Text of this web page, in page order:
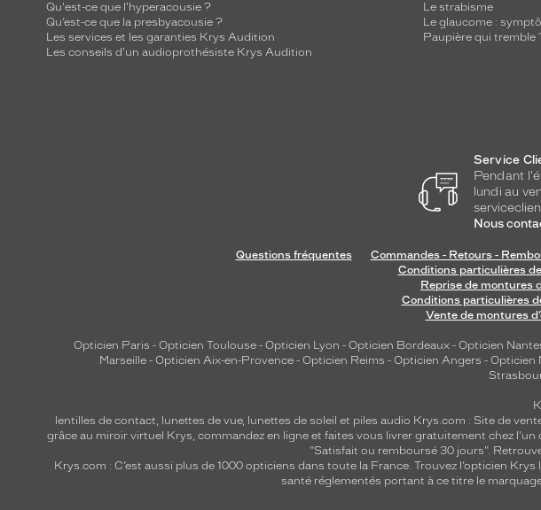
Qu'est-ce que l'hyperacousie ?
Qu’est-ce que la presbyacousie ?
Les services et les garanties Krys Audition
Les conseils d'un audioprothésiste Krys Audition
Le strabisme
Le glaucome :
Paupière qui tremble
Service
Pendant
lundi au
Nous
Questions fréquentes Commandes - Retours -
Conditions particulières
Reprise de montures
Conditions particulières
Vente de montures
Opticien Paris - Opticien Toulouse - Opticien Lyon - Opticien Bordeaux - Opticien
Marseille - Opticien Aix-en-Provence - Opticien Reims - Opticien Angers - Opticien
lentilles de contact, lunettes de vue, lunettes de soleil et piles audio Krys.com : Site de
grâce au miroir virtuel Krys, commandez en ligne et faites vous livrer gratuitement chez
"Satisfait ou remboursé 30 jours".
Krys.com : C’est aussi plus de 1000 opticiens dans toute la France. Trouvez l’opticien
santé réglementés portant à ce titre le